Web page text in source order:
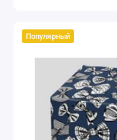
Популярный